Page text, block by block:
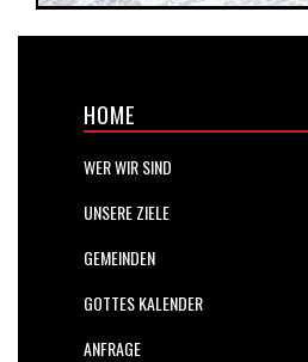
HOME
WER WIR SIND
UNSERE ZIELE
GEMEINDEN
GOTTES KALENDER
ANFRAGE